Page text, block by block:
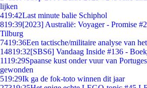
lijken
419:42Last minute balie Schiphol
819:39[2023] Australië: Voyager - Promise
Tilburg
7419:36Een tactische/militaire analyse van
14819:32[SBS6] Vandaag Inside #136 -
1119:29Spaanse kust onder vuur van
gewonden
519:29Ik ga de fok-toto winnen dit jaar